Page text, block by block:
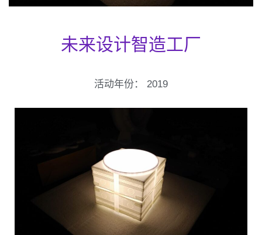
未来设计智造工厂
活动年份： 2019